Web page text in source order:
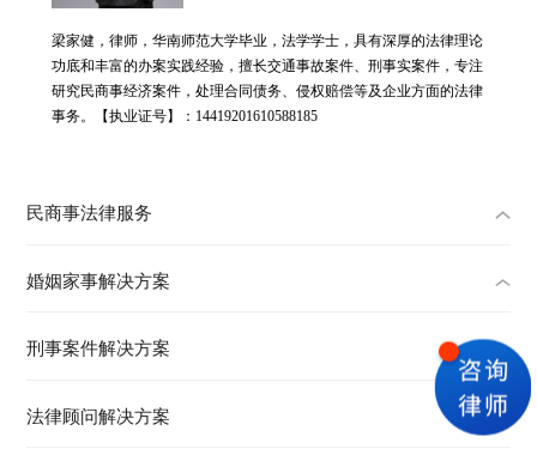
梁家健，律师，华南师范大学毕业，法学学士，具有深厚的法律理论
功底和丰富的办案实践经验，擅长交通事故案件、刑事实案件，专注
研究民商事经济案件，处理合同债务、侵权赔偿等及企业方面的法律
事务。【执业证号】：14419201610588185
民商事法律服务
婚姻家事解决方案
刑事案件解决方案
法律顾问解决方案